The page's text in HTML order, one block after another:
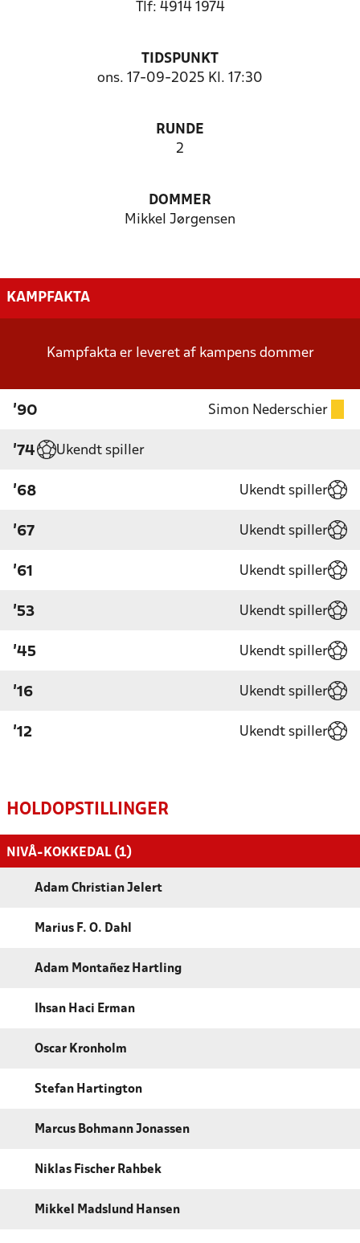
Tlf: 4914 1974
TIDSPUNKT
ons. 17-09-2025 Kl. 17:30
RUNDE
2
DOMMER
Mikkel Jørgensen
KAMPFAKTA
Kampfakta er leveret af kampens dommer
'90 Simon Nederschier
'74 Ukendt spiller
'68 Ukendt spiller
'67 Ukendt spiller
'61 Ukendt spiller
'53 Ukendt spiller
'45 Ukendt spiller
'16 Ukendt spiller
'12 Ukendt spiller
HOLDOPSTILLINGER
NIVÅ-KOKKEDAL (1)
Adam Christian Jelert
Marius F. O. Dahl
Adam Montañez Hartling
Ihsan Haci Erman
Oscar Kronholm
Stefan Hartington
Marcus Bohmann Jonassen
Niklas Fischer Rahbek
Mikkel Madslund Hansen